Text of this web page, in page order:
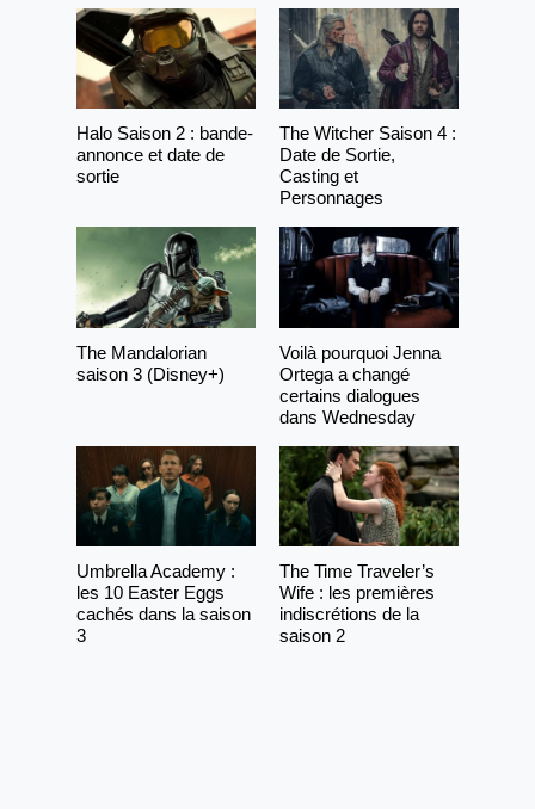
Halo Saison 2 : bande-
annonce et date de
sortie
The Witcher Saison 4 :
Date de Sortie,
Casting et
Personnages
The Mandalorian
saison 3 (Disney+)
Voilà pourquoi Jenna
Ortega a changé
certains dialogues
dans Wednesday
Umbrella Academy :
les 10 Easter Eggs
cachés dans la saison
3
The Time Traveler’s
Wife : les premières
indiscrétions de la
saison 2